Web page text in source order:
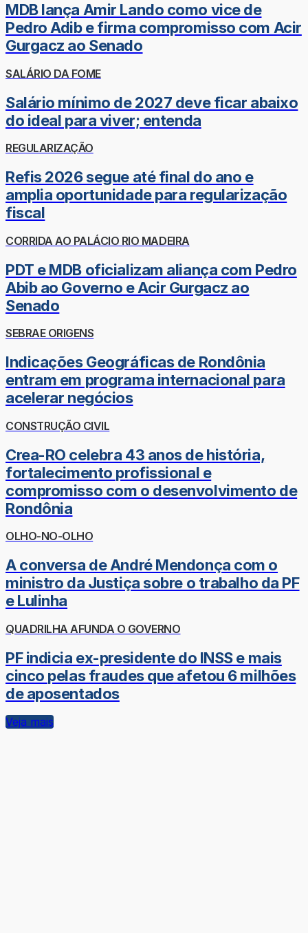
MDB lança Amir Lando como vice de
Pedro Adib e firma compromisso com Acir
Gurgacz ao Senado
SALÁRIO DA FOME
Salário mínimo de 2027 deve ficar abaixo
do ideal para viver; entenda
REGULARIZAÇÃO
Refis 2026 segue até final do ano e
amplia oportunidade para regularização
fiscal
CORRIDA AO PALÁCIO RIO MADEIRA
PDT e MDB oficializam aliança com Pedro
Abib ao Governo e Acir Gurgacz ao
Senado
SEBRAE ORIGENS
Indicações Geográficas de Rondônia
entram em programa internacional para
acelerar negócios
CONSTRUÇÃO CIVIL
Crea-RO celebra 43 anos de história,
fortalecimento profissional e
compromisso com o desenvolvimento de
Rondônia
OLHO-NO-OLHO
A conversa de André Mendonça com o
ministro da Justiça sobre o trabalho da PF
e Lulinha
QUADRILHA AFUNDA O GOVERNO
PF indicia ex-presidente do INSS e mais
cinco pelas fraudes que afetou 6 milhões
de aposentados
Veja mais